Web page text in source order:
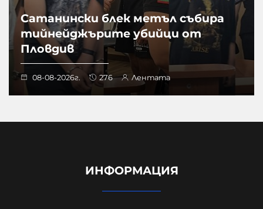
Сатанински блек метъл събира
тийнейджърите убийци от
Пловдив
08-08-2026г. 276 Лентата
ИНФОРМАЦИЯ